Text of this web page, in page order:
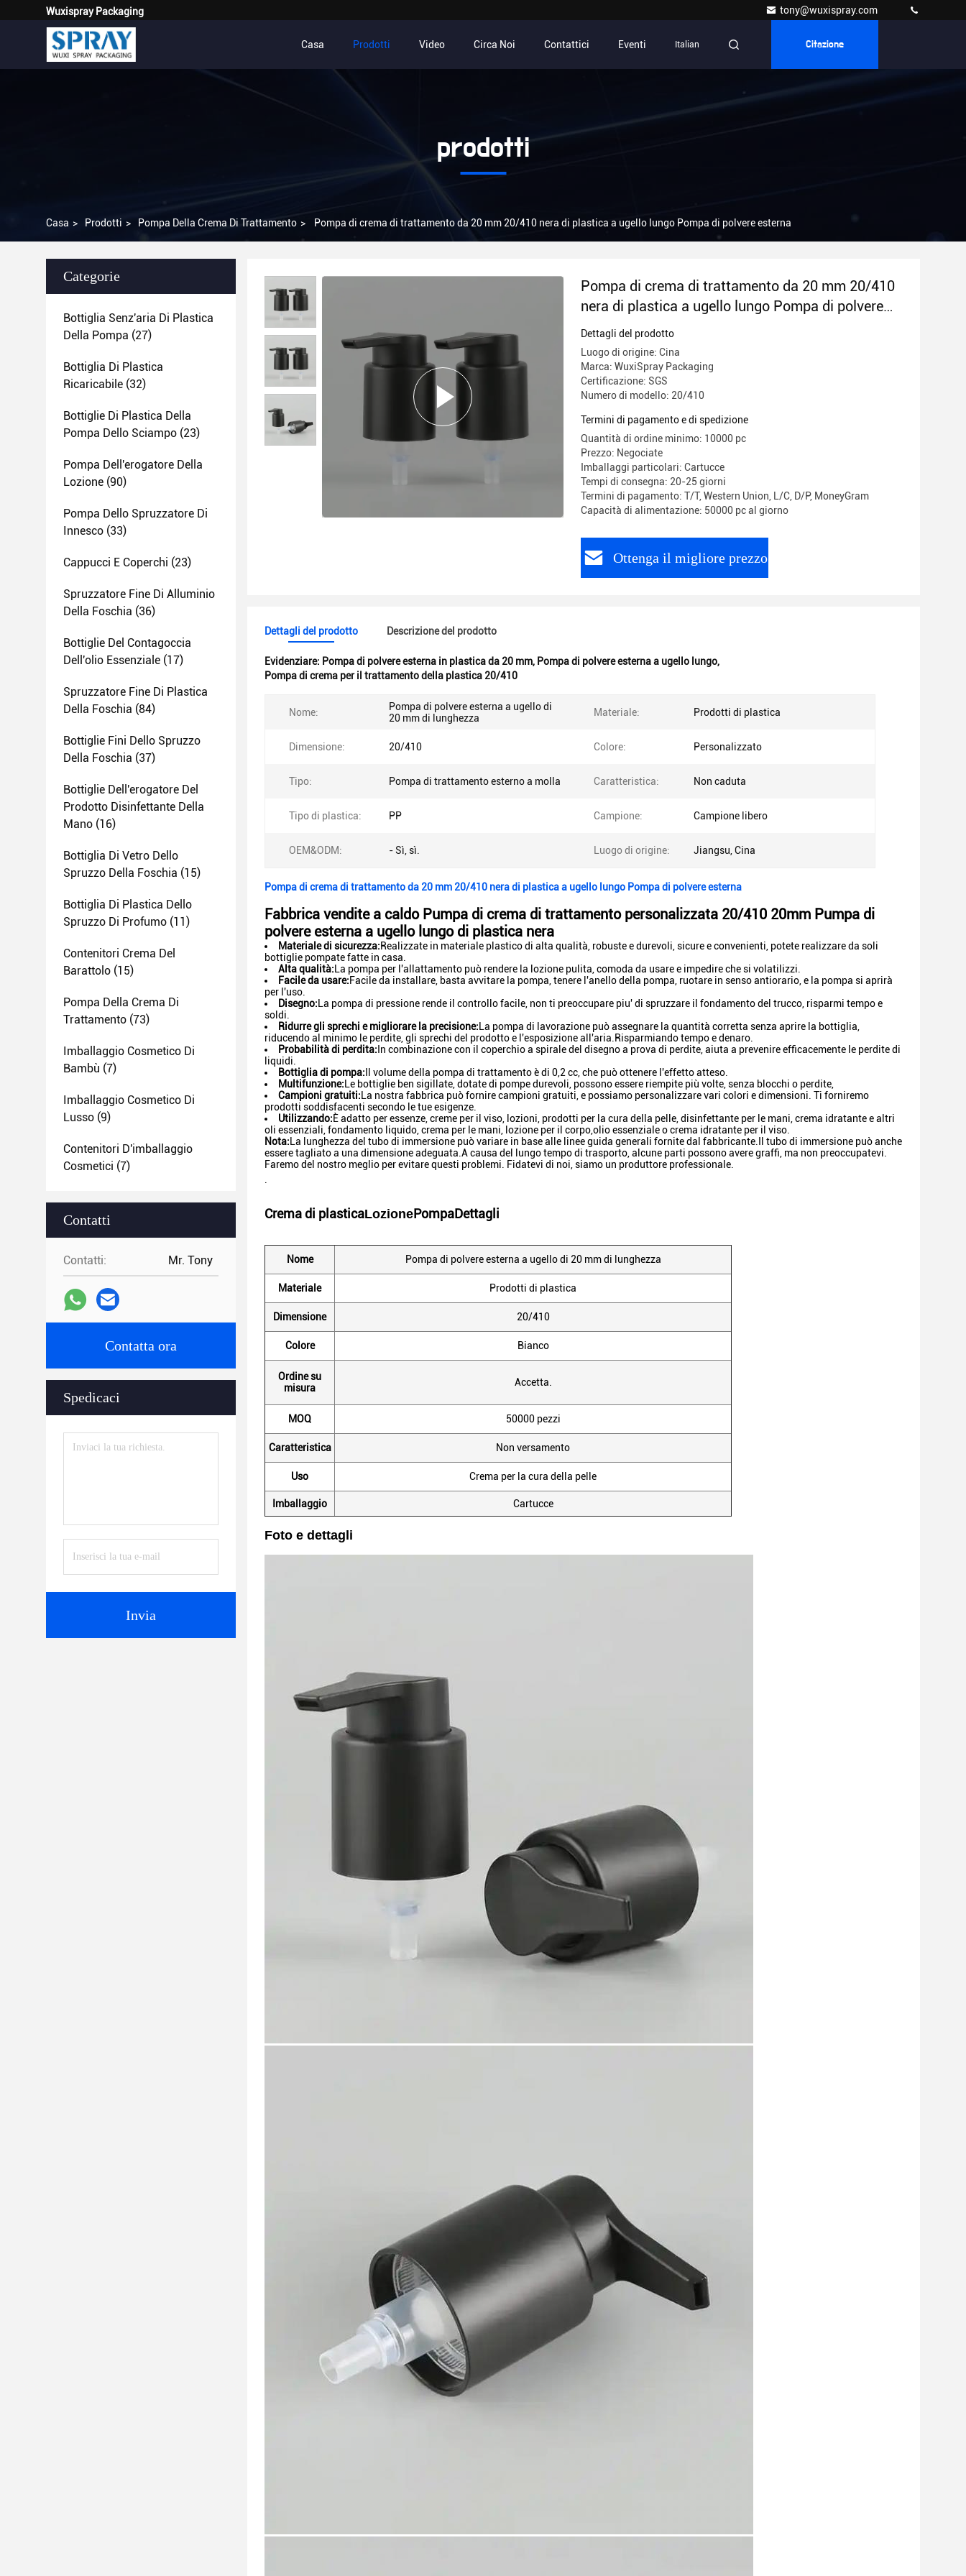
Wuxispray Packaging tony@wuxispray.com
Casa Prodotti Video Circa Noi Contattici Eventi Italian Citazione
prodotti
Casa > Prodotti > Pompa Della Crema Di Trattamento > Pompa di crema di trattamento da 20 mm 20/410 nera di plastica a ugello lungo Pompa di polvere esterna
Categorie
Bottiglia Senz'aria Di Plastica
Della Pompa (27)
Bottiglia Di Plastica
Ricaricabile (32)
Bottiglie Di Plastica Della
Pompa Dello Sciampo (23)
Pompa Dell'erogatore Della
Lozione (90)
Pompa Dello Spruzzatore Di
Innesco (33)
Cappucci E Coperchi (23)
Spruzzatore Fine Di Alluminio
Della Foschia (36)
Bottiglie Del Contagoccia
Dell'olio Essenziale (17)
Spruzzatore Fine Di Plastica
Della Foschia (84)
Bottiglie Fini Dello Spruzzo
Della Foschia (37)
Bottiglie Dell'erogatore Del
Prodotto Disinfettante Della
Mano (16)
Bottiglia Di Vetro Dello
Spruzzo Della Foschia (15)
Bottiglia Di Plastica Dello
Spruzzo Di Profumo (11)
Contenitori Crema Del
Barattolo (15)
Pompa Della Crema Di
Trattamento (73)
Imballaggio Cosmetico Di
Bambù (7)
Imballaggio Cosmetico Di
Lusso (9)
Contenitori D'imballaggio
Cosmetici (7)
Contatti
Contatti: Mr. Tony
Contatta ora
Spedicaci
Invia
Pompa di crema di trattamento da 20 mm 20/410
nera di plastica a ugello lungo Pompa di polvere
esterna
Dettagli del prodotto
Luogo di origine: Cina
Marca: WuxiSpray Packaging
Certificazione: SGS
Numero di modello: 20/410
Termini di pagamento e di spedizione
Quantità di ordine minimo: 10000 pc
Prezzo: Negociate
Imballaggi particolari: Cartucce
Tempi di consegna: 20-25 giorni
Termini di pagamento: T/T, Western Union, L/C, D/P, MoneyGram
Capacità di alimentazione: 50000 pc al giorno
Ottenga il migliore prezzo
Dettagli del prodotto Descrizione del prodotto
Evidenziare: Pompa di polvere esterna in plastica da 20 mm, Pompa di polvere esterna a ugello lungo,
Pompa di crema per il trattamento della plastica 20/410
Nome:
Pompa di polvere esterna a ugello di
20 mm di lunghezza
Materiale: Prodotti di plastica
Dimensione: 20/410 Colore: Personalizzato
Tipo: Pompa di trattamento esterno a molla Caratteristica: Non caduta
Tipo di plastica: PP Campione: Campione libero
OEM&ODM: - Sì, sì. Luogo di origine: Jiangsu, Cina
Pompa di crema di trattamento da 20 mm 20/410 nera di plastica a ugello lungo Pompa di polvere esterna
Fabbrica vendite a caldo Pumpa di crema di trattamento personalizzata 20/410 20mm Pumpa di
polvere esterna a ugello lungo di plastica nera
Materiale di sicurezza:Realizzate in materiale plastico di alta qualità, robuste e durevoli, sicure e convenienti, potete realizzare da soli
bottiglie pompate fatte in casa.
Alta qualità: La pompa per l'allattamento può rendere la lozione pulita, comoda da usare e impedire che si volatilizzi.
Facile da usare:Facile da installare, basta avvitare la pompa, tenere l'anello della pompa, ruotare in senso antiorario, e la pompa si aprirà
per l'uso.
Disegno: La pompa di pressione rende il controllo facile, non ti preoccupare piu' di spruzzare il fondamento del trucco, risparmi tempo e
soldi.
Ridurre gli sprechi e migliorare la precisione: La pompa di lavorazione può assegnare la quantità corretta senza aprire la bottiglia,
riducendo al minimo le perdite, gli sprechi del prodotto e l'esposizione all'aria.Risparmiando tempo e denaro.
Probabilità di perdita: In combinazione con il coperchio a spirale del disegno a prova di perdite, aiuta a prevenire efficacemente le perdite di
liquidi.
Bottiglia di pompa: Il volume della pompa di trattamento è di 0,2 cc, che può ottenere l'effetto atteso.
Multifunzione: Le bottiglie ben sigillate, dotate di pompe durevoli, possono essere riempite più volte, senza blocchi o perdite,
Campioni gratuiti: La nostra fabbrica può fornire campioni gratuiti, e possiamo personalizzare vari colori e dimensioni. Ti forniremo
prodotti soddisfacenti secondo le tue esigenze.
Utilizzando:È adatto per essenze, creme per il viso, lozioni, prodotti per la cura della pelle, disinfettante per le mani, crema idratante e altri
oli essenziali, fondamento liquido, crema per le mani, lozione per il corpo,olio essenziale o crema idratante per il viso.
Nota: La lunghezza del tubo di immersione può variare in base alle linee guida generali fornite dal fabbricante.Il tubo di immersione può anche
essere tagliato a una dimensione adeguata.A causa del lungo tempo di trasporto, alcune parti possono avere graffi, ma non preoccupatevi.
Faremo del nostro meglio per evitare questi problemi. Fidatevi di noi, siamo un produttore professionale.
.
Crema di plasticaLozionePompaDettagli
Nome Pompa di polvere esterna a ugello di 20 mm di lunghezza
Materiale Prodotti di plastica
Dimensione 20/410
Colore Bianco
Ordine su
misura
Accetta.
MOQ 50000 pezzi
Caratteristica Non versamento
Uso Crema per la cura della pelle
Imballaggio Cartucce
Foto e dettagli